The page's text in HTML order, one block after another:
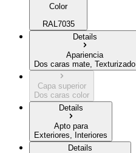
Color
RAL7035
Details
Apariencia
Dos caras mate, Texturizado
Capa superior
Dos caras color
Details
Apto para
Exteriores, Interiores
Details